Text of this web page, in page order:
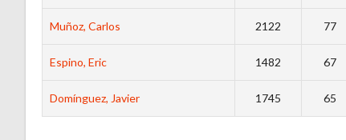
Muñoz, Carlos 2122 77
Espino, Eric 1482 67
Domínguez, Javier 1745 65